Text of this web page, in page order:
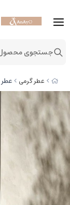
عطر گرمی عطر
جستجوی محصول،